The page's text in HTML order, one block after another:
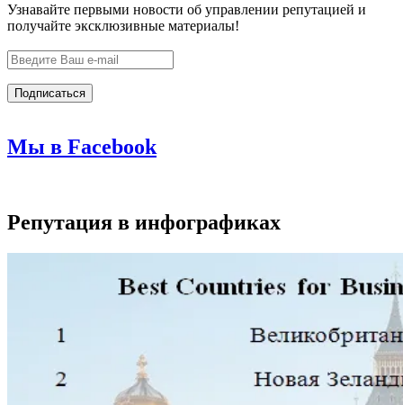
Узнавайте первыми новости об управлении репутацией и
получайте эксклюзивные материалы!
Мы в Facebook
Репутация в инфографиках